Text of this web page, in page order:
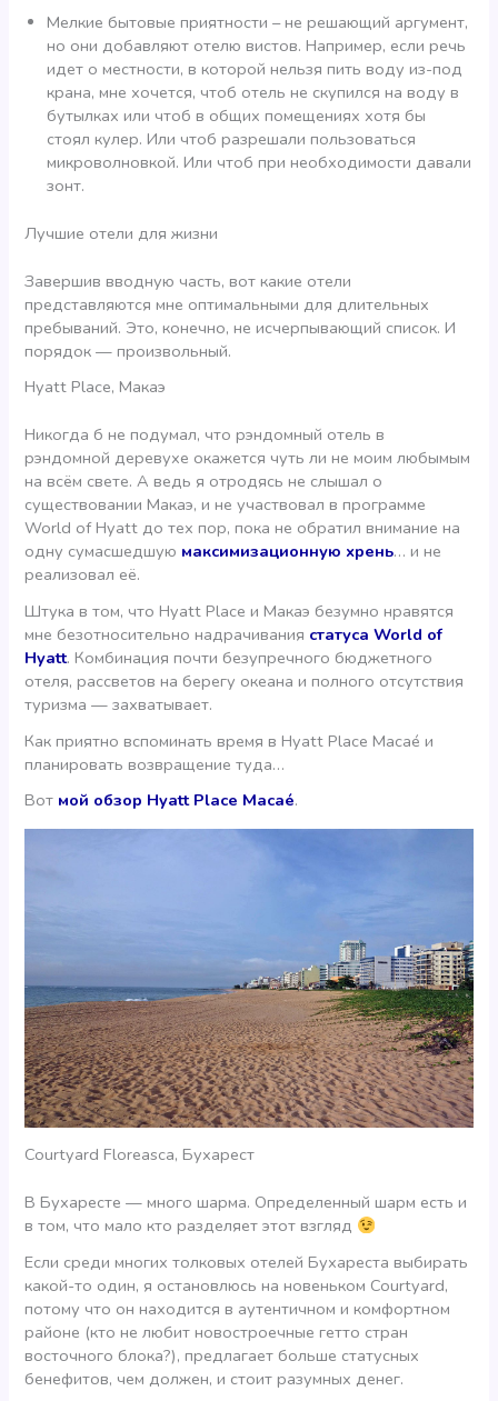
Мелкие бытовые приятности – не решающий аргумент,
но они добавляют отелю вистов. Например, если речь
идет о местности, в которой нельзя пить воду из-под
крана, мне хочется, чтоб отель не скупился на воду в
бутылках или чтоб в общих помещениях хотя бы
стоял кулер. Или чтоб разрешали пользоваться
микроволновкой. Или чтоб при необходимости давали
зонт.
Лучшие отели для жизни
Завершив вводную часть, вот какие отели
представляются мне оптимальными для длительных
пребываний. Это, конечно, не исчерпывающий список. И
порядок — произвольный.
Hyatt Place, Макаэ
Никогда б не подумал, что рэндомный отель в
рэндомной деревухе окажется чуть ли не моим любымым
на всём свете. А ведь я отродясь не слышал о
существовании Макаэ, и не участвовал в программе
World of Hyatt до тех пор, пока не обратил внимание на
одну сумасшедшую максимизационную хрень… и не
реализовал её.
Штука в том, что Hyatt Place и Макаэ безумно нравятся
мне безотносительно надрачивания статуса World of
Hyatt. Комбинация почти безупречного бюджетного
отеля, рассветов на берегу океана и полного отсутствия
туризма — захватывает.
Как приятно вспоминать время в Hyatt Place Macaé и
планировать возвращение туда…
Вот мой обзор Hyatt Place Macaé.
Courtyard Floreasca, Бухарест
В Бухаресте — много шарма. Определенный шарм есть и
в том, что мало кто разделяет этот взгляд
Если среди многих толковых отелей Бухареста выбирать
какой-то один, я остановлюсь на новеньком Courtyard,
потому что он находится в аутентичном и комфортном
районе (кто не любит новостроечные гетто стран
восточного блока?), предлагает больше статусных
бенефитов, чем должен, и стоит разумных денег.